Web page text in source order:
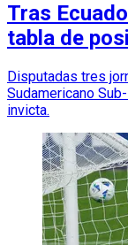
Tras
tabla de
Disputadas tres
Sudamericano
invicta.